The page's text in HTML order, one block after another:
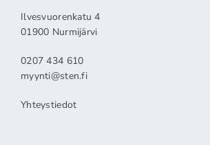
Ilvesvuorenkatu 4
01900 Nurmijärvi
0207 434 610
myynti@sten.fi
Yhteystiedot